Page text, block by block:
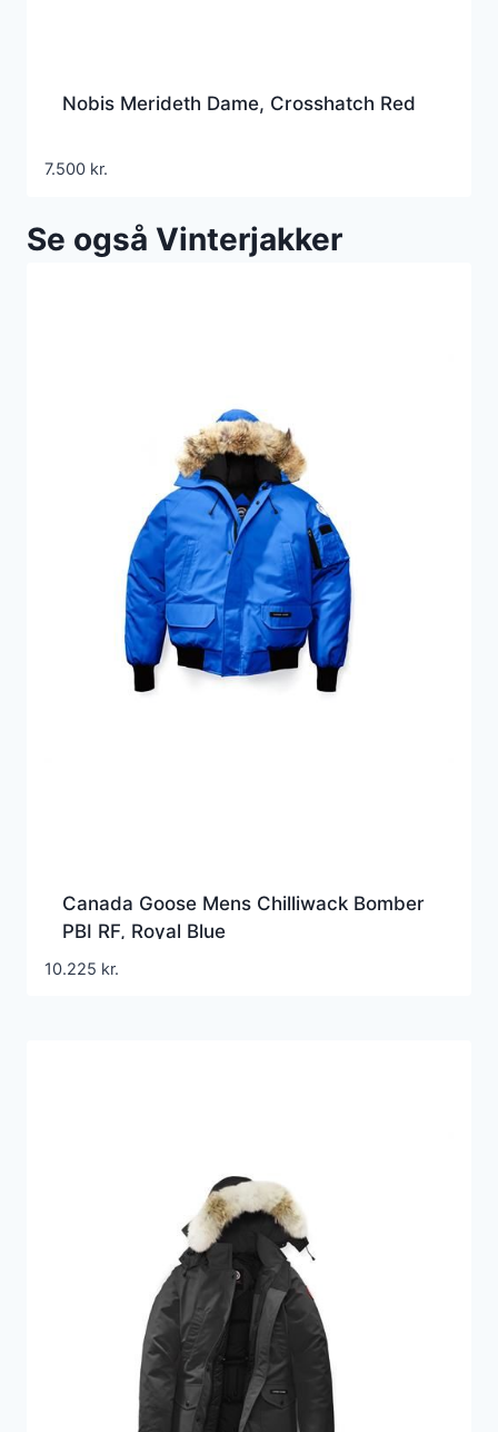
Nobis Merideth Dame, Crosshatch Red
7.500 kr.
Se også Vinterjakker
Canada Goose Mens Chilliwack Bomber
PBI RF, Royal Blue
10.225 kr.